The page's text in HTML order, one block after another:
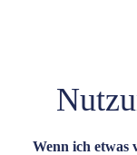
Wenn ich etwas